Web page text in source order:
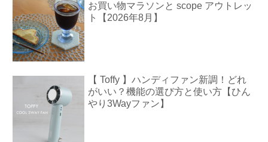
お買い物マラソンと scope アウトレッ
ト【2026年8月】
【 Toffy 】ハンディファン新調！どれ
がいい？機能の選び方と使い方【ひん
やり3Wayファン】